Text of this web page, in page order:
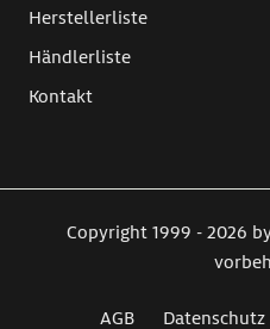
Herstellerliste
Händlerliste
Kontakt
Copyright 1999 - 2026
AGB Datenschutz